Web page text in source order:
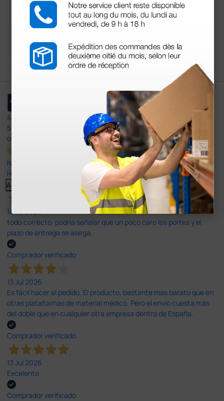
42,40 €
(Precio sin IVA)
1 ud.
4,4
597
opiniones
Nuestras reseñas de 4 y 5 estrellas.
Haga clic aquí para leerlos todos >
Anterior
14 Jul 2026
todo correcto. podria señalar que un poco caro los portes y el
plazo de entrega se alarga.
Comprador verificado
13 Jul 2026
Es fácil hacer el pedido. El producto, bastante mas barato que en
otras plataformas de material médico. Pero el envío cuesta más
del doble que en cualquier otra empresa dentro de España.
Comprador verificado
13 Jul 2026
Excelente
Comprador verificado